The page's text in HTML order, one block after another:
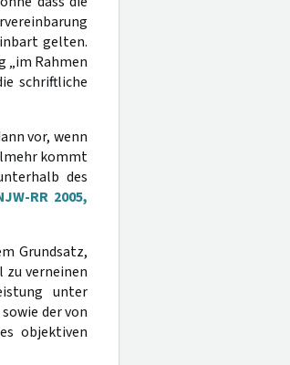
gelten.
„im Rahmen
schriftliche
vor, wenn
kommt
des
RR 2005,
Grundsatz,
zu verneinen
unter
der von
objektiven